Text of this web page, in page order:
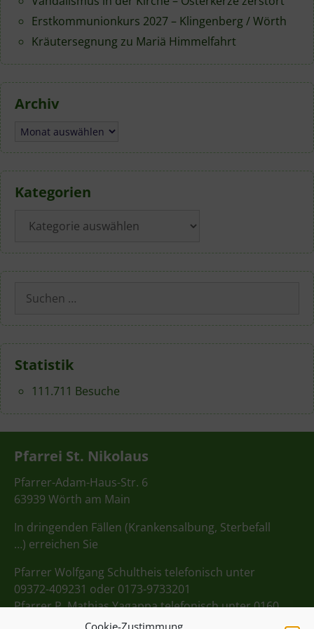
Cookie-Zustimmung
Erstkommunionkurs 2027 – Klingenberg / Wörth
Kräutersegnung zu Mariä Himmelfahrt
Archiv
Archiv
Kategorien
Suchen
nach:
Statistik
111.711 Besuche
Pfarrei St. Nikolaus
Pfarrer-Adam-Haus-Str. 6
63939 Wörth am Main
In dringenden Fällen (Krankensalbung, Sterbefall
…) erreichen Sie
Pfarrer Wolfgang Schultheis telefonisch unter
09372-409231 oder 0173-9733201
Pfarrer P. Mathias Yagappa telefonisch unter 0160